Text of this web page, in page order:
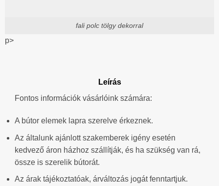
fali polc tölgy dekorral
p>
Leírás
Fontos információk vásárlóink számára:
A bútor elemek lapra szerelve érkeznek.
Az általunk ajánlott szakemberek igény esetén
kedvező áron házhoz szállítják, és ha szükség van rá,
össze is szerelik bútorát.
Az árak tájékoztatóak, árváltozás jogát fenntartjuk.